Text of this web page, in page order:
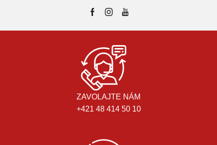
ZAVOLAJTE NÁM
+421 48 414 50 10